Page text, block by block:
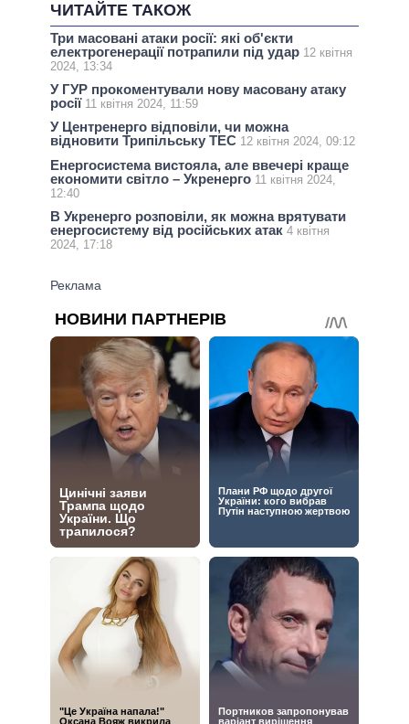
ЧИТАЙТЕ ТАКОЖ
Три масовані атаки росії: які об'єкти
електрогенерації потрапили під удар 12 квітня
2024, 13:34
У ГУР прокоментували нову масовану атаку
росії 11 квітня 2024, 11:59
У Центренерго відповіли, чи можна
відновити Трипільську ТЕС 12 квітня 2024, 09:12
Енергосистема вистояла, але ввечері краще
економити світло – Укренерго 11 квітня 2024,
12:40
В Укренерго розповіли, як можна врятувати
енергосистему від російських атак 4 квітня
2024, 17:18